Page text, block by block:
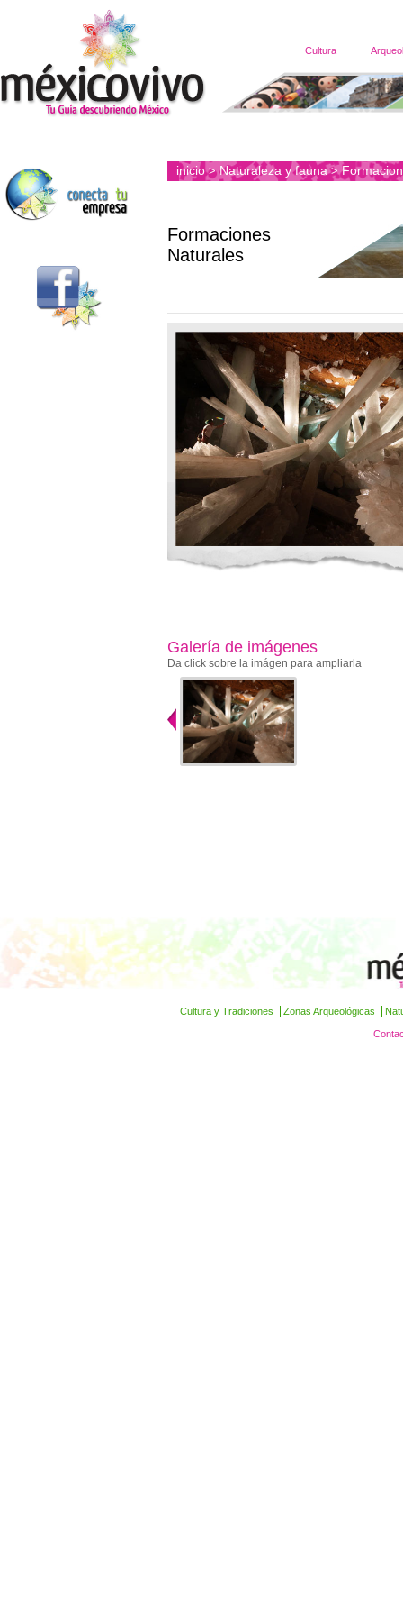
Cultura
inicio>Naturaleza y fauna>
Formaciones
Naturales
Galería de imágenes
Da click sobre la imágen para ampliarla
Cultura y Tradiciones Zonas Arqueológicas